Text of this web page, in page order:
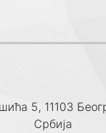
5, 11103
Србија